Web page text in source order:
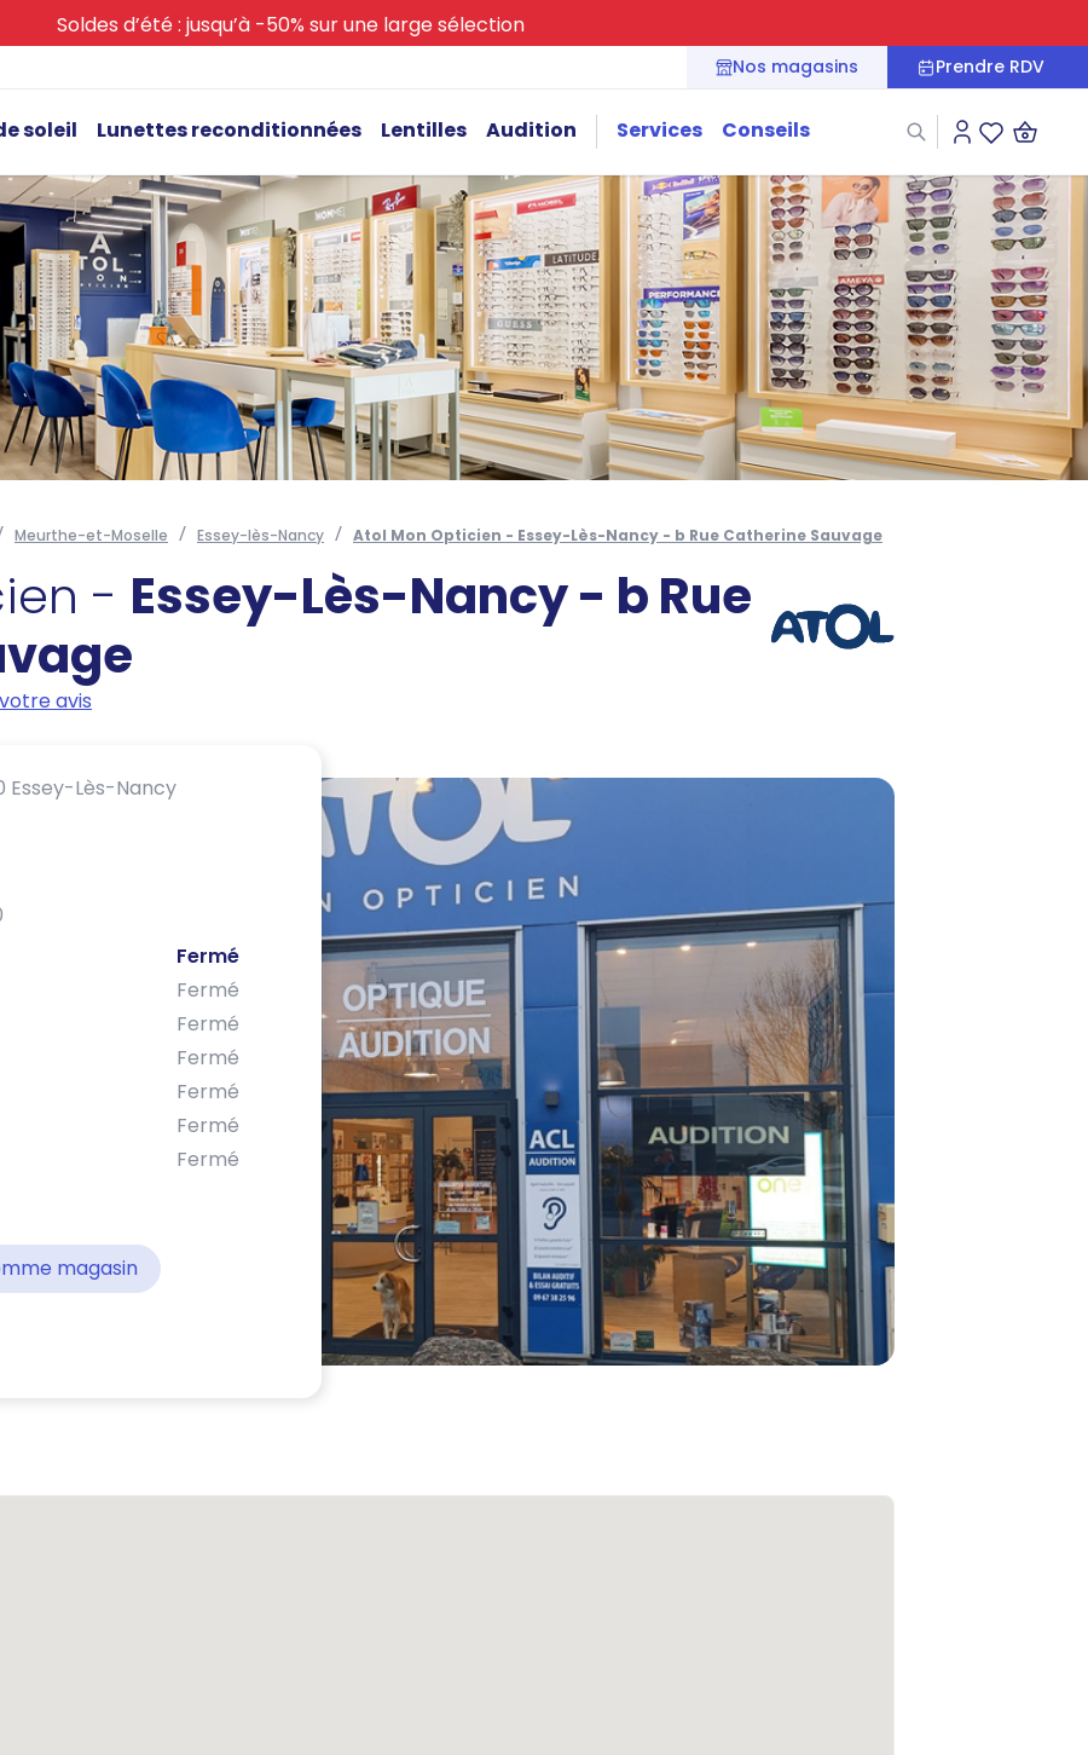
Soldes d’été : jusqu’à -50% sur une large sélection
Nos magasins Prendre RDV
soleil Lunettes reconditionnées Lentilles Audition Services Conseils
Connexion
Meurthe-et-Moselle Essey-lès-Nancy Atol Mon Opticien - Essey-Lès-Nancy - b Rue Catherine Sauvage
- Essey-Lès-Nancy - b Rue
avis
Essey-Lès-Nancy
Fermé
Fermé
Fermé
Fermé
Fermé
Fermé
Fermé
magasin